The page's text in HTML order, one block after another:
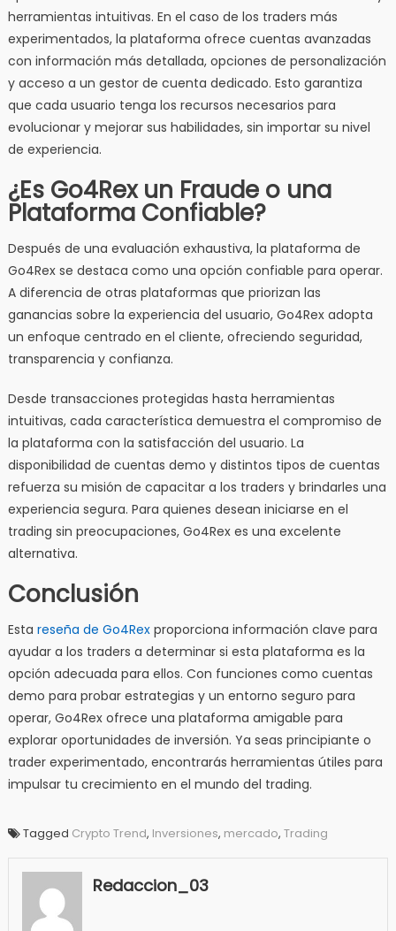
herramientas intuitivas. En el caso de los traders más
experimentados, la plataforma ofrece cuentas avanzadas
con información más detallada, opciones de personalización
y acceso a un gestor de cuenta dedicado. Esto garantiza
que cada usuario tenga los recursos necesarios para
evolucionar y mejorar sus habilidades, sin importar su nivel
de experiencia.
¿Es Go4Rex un Fraude o una
Plataforma Confiable?
Después de una evaluación exhaustiva, la plataforma de
Go4Rex se destaca como una opción confiable para operar.
A diferencia de otras plataformas que priorizan las
ganancias sobre la experiencia del usuario, Go4Rex adopta
un enfoque centrado en el cliente, ofreciendo seguridad,
transparencia y confianza.
Desde transacciones protegidas hasta herramientas
intuitivas, cada característica demuestra el compromiso de
la plataforma con la satisfacción del usuario. La
disponibilidad de cuentas demo y distintos tipos de cuentas
refuerza su misión de capacitar a los traders y brindarles una
experiencia segura. Para quienes desean iniciarse en el
trading sin preocupaciones, Go4Rex es una excelente
alternativa.
Conclusión
Esta reseña de Go4Rexproporciona información clave para
ayudar a los traders a determinar si esta plataforma es la
opción adecuada para ellos. Con funciones como cuentas
demo para probar estrategias y un entorno seguro para
operar, Go4Rex ofrece una plataforma amigable para
explorar oportunidades de inversión. Ya seas principiante o
trader experimentado, encontrarás herramientas útiles para
impulsar tu crecimiento en el mundo del trading.
Tagged Crypto Trend, Inversiones, mercado, Trading
Redaccion_03